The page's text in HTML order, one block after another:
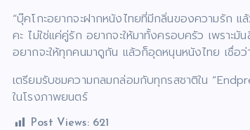
“บุ๊คโกะอยากจะฝากหนังไทยที่มีกลิ่นของความรัก
คะ ไม่ใช่แค่คู่รัก อยากจะให้มาทั้งครอบครัว เพรา
อยากจะให้ทุกคนมาดูกัน แล้วก็อุดหนุนหนังไทย เชื่อว่
เตรียมรับชมความกลมกล่อมกับทุกรสชาติใน
ในโรงภาพยนตร์
Post Views: 621